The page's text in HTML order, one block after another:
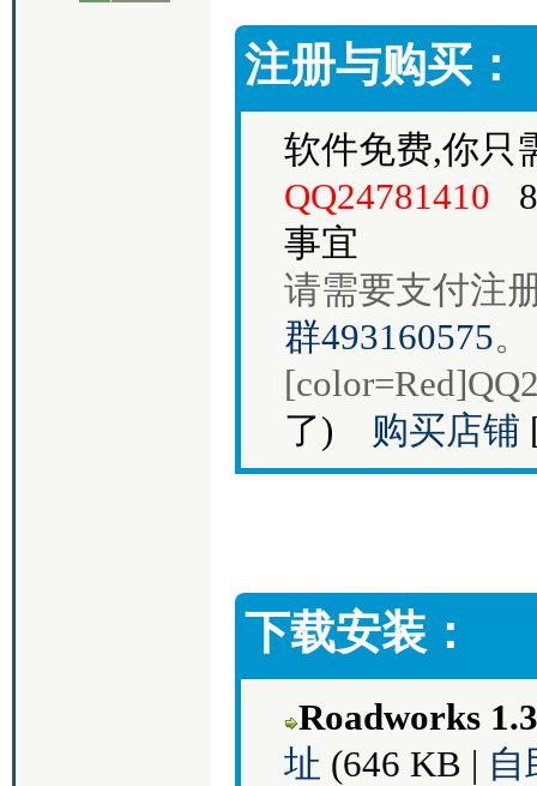
注册与购买：
软件免费,你只
QQ24781410
事宜
请需要支付注
群493160575。
了) 购买店铺
下载安装：
Roadworks
址 (646 KB |